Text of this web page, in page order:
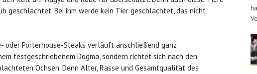
geschlachtet. Bei ihm werde kein Tier geschlachtet, das nicht
oder Porterhouse-Steaks verläuft anschließend ganz
festgeschriebenem Dogma, sondern richtet sich nach den
Ochsen. Denn Alter, Rasse und Gesamtqualität des